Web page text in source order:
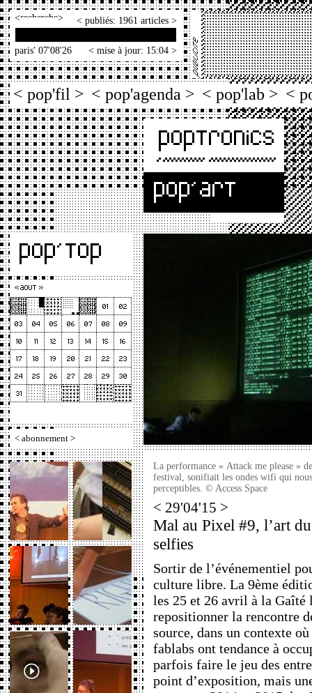
< > < publiés: 1961 articles >
paris' 07'08'26 < mise à jour: 15:04 >
< pop'fil > < pop'agenda > < pop'lab > <
< abonnement >
La performance « Attack me please »
festival, sonifiait les ondes wifi qui
perceptibles. © Access Space
< 29'04'15 >
Mal au Pixel #9, l’art
selfies
Sortir de l’événementiel
culture libre. La 9ème
les 25 et 26 avril à la Gaîté
repositionner la rencontre
source, dans un contexte
fablabs ont tendance à
parfois faire le jeu des
point d’exposition, mais